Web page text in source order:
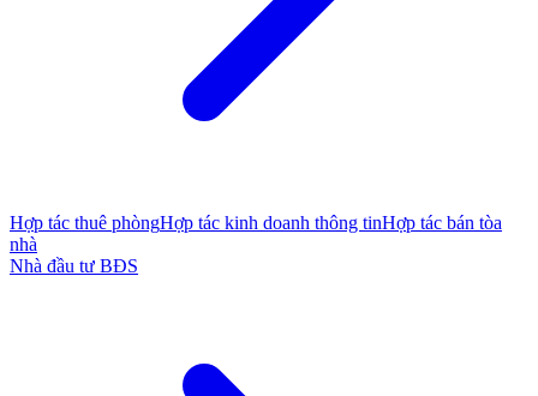
Hợp tác thuê phòngHợp tác kinh doanh thông tinHợp tác bán tòa
nhà
Nhà đầu tư BĐS